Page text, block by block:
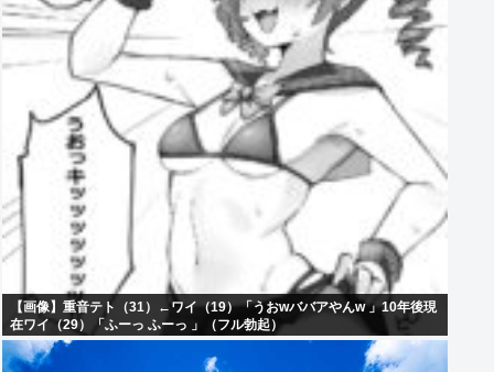
【画像】重音テト（31）←ワイ（19）「うおwババアやんw 」10年後現
在ワイ（29）「ふーっ ふーっ 」（フル勃起）